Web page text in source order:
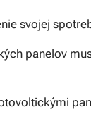
svojej
panelov